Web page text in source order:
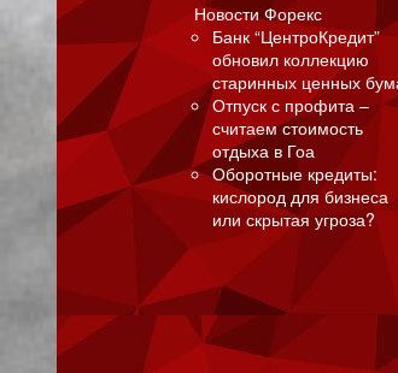
Новости Форекс
Банк “ЦентроКредит”
обновил коллекцию
старинных ценных
Отпуск с профита –
считаем стоимость
отдыха в Гоа
Оборотные кредиты:
кислород для бизнеса
или скрытая угроза?